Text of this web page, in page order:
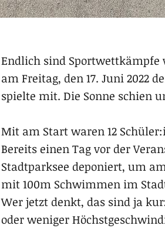
Endlich sind Sportwettkämpfe
am Freitag, den 17. Juni 2022
spielte mit. Die Sonne schien
Mit am Start waren 12
Bereits einen Tag vor der
Stadtparksee deponiert, um
mit 100m Schwimmen im
Wer jetzt denkt, das sind ja
oder weniger